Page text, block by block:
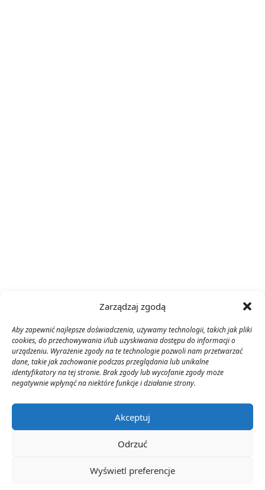
Zarządzaj zgodą
Aby zapewnić najlepsze doświadczenia, używamy technologii, takich jak pliki
cookies, do przechowywania i/lub uzyskiwania dostępu do informacji o
urządzeniu. Wyrażenie zgody na te technologie pozwoli nam przetwarzać
dane, takie jak zachowanie podczas przeglądania lub unikalne
identyfikatory na tej stronie. Brak zgody lub wycofanie zgody może
negatywnie wpłynąć na niektóre funkcje i działanie strony.
Akceptuj
Odrzuć
Wyświetl preferencje